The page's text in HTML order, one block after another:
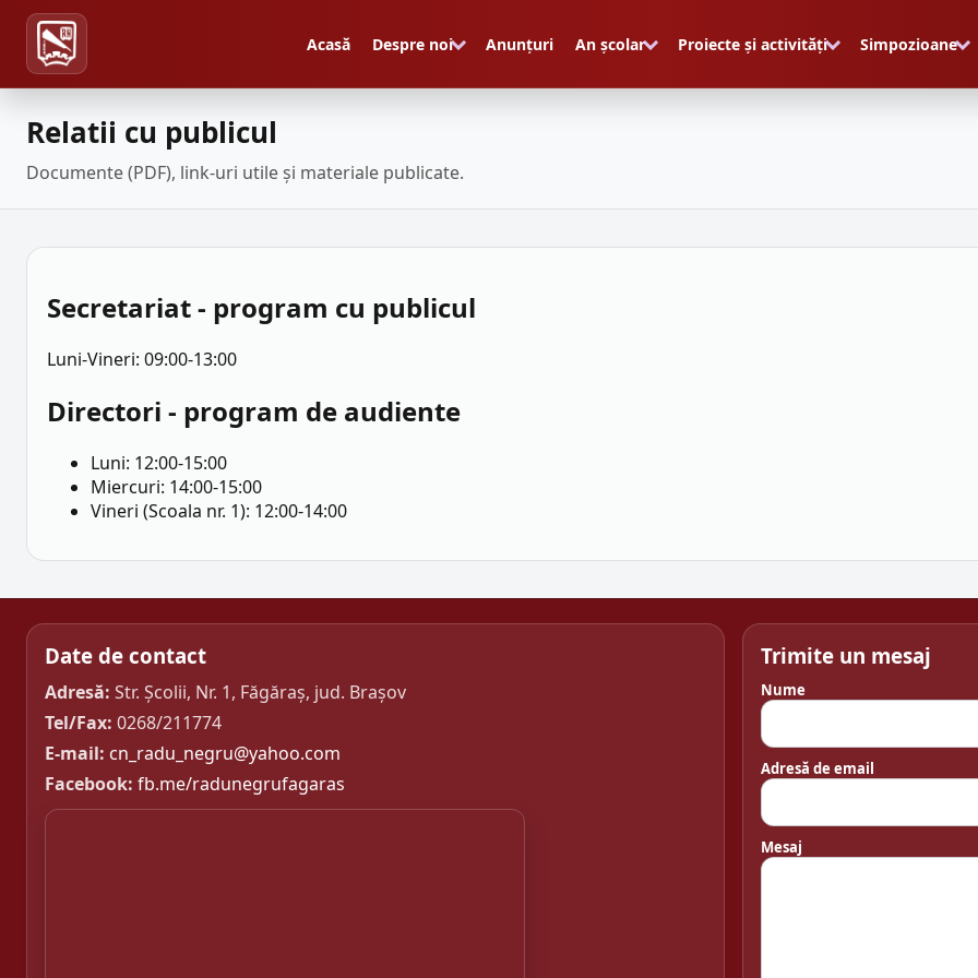
Acasă Despre noi Anunțuri An școlar Proiecte și activități Simpozioane
Relatii cu publicul
Documente (PDF), link-uri utile și materiale publicate.
Secretariat - program cu publicul
Luni-Vineri: 09:00-13:00
Directori - program de audiente
Luni: 12:00-15:00
Miercuri: 14:00-15:00
Vineri (Scoala nr. 1): 12:00-14:00
Date de contact
Adresă: Str. Școlii, Nr. 1, Făgăraș, jud. Brașov
Tel/Fax: 0268/211774
E-mail: cn_radu_negru@yahoo.com
Facebook: fb.me/radunegrufagaras
Trimite un mesaj
Nume
Adresă de email
Mesaj